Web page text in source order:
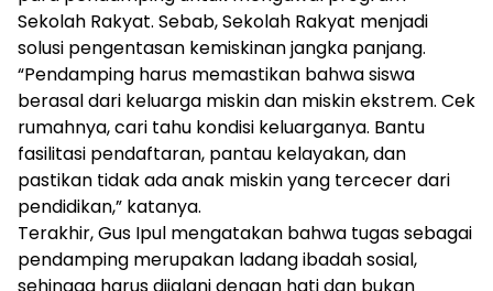
Sekolah Rakyat. Sebab, Sekolah Rakyat menjadi
solusi pengentasan kemiskinan jangka panjang.
“Pendamping harus memastikan bahwa siswa
berasal dari keluarga miskin dan miskin ekstrem. Cek
rumahnya, cari tahu kondisi keluarganya. Bantu
fasilitasi pendaftaran, pantau kelayakan, dan
pastikan tidak ada anak miskin yang tercecer dari
pendidikan,” katanya.
Terakhir, Gus Ipul mengatakan bahwa tugas sebagai
pendamping merupakan ladang ibadah sosial,